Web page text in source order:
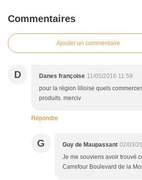
Commentaires
Ajouter un commentaire
D Danes françoise 11/05/2016 11:59
pour la région lilloise quels
produits. merciv
Répondre
G Guy de Maupassant 02/03/
Je me souviens avoir trouvé
Carrefour Boulevard de la